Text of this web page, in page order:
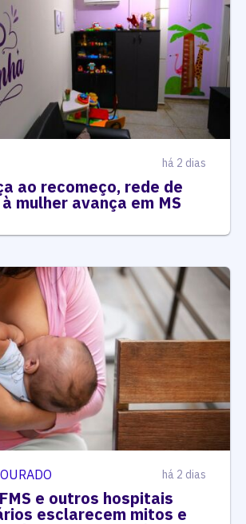
há 2 dias
ao recomeço, rede de
mulher avança em MS
há 2 dias
e outros hospitais
esclarecem mitos e